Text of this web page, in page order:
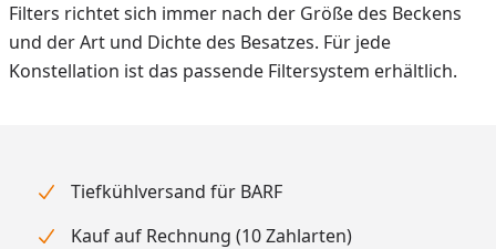
Filters richtet sich immer nach der Größe des Beckens
und der Art und Dichte des Besatzes. Für jede
Konstellation ist das passende Filtersystem erhältlich.
Tiefkühlversand für BARF
Kauf auf Rechnung (10 Zahlarten)